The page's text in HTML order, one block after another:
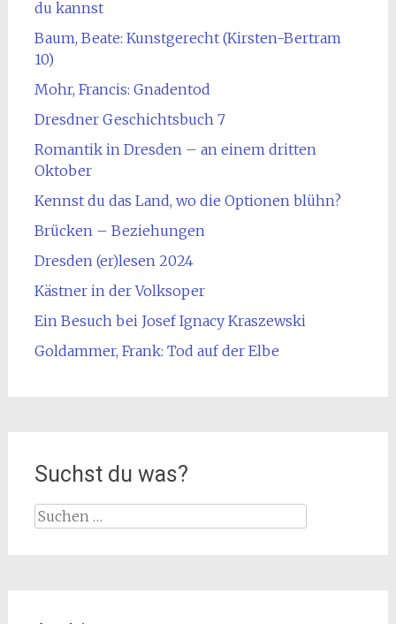
du kannst
Baum, Beate: Kunstgerecht (Kirsten-Bertram
10)
Mohr, Francis: Gnadentod
Dresdner Geschichtsbuch 7
Romantik in Dresden – an einem dritten
Oktober
Kennst du das Land, wo die Optionen blühn?
Brücken – Beziehungen
Dresden (er)lesen 2024
Kästner in der Volksoper
Ein Besuch bei Josef Ignacy Kraszewski
Goldammer, Frank: Tod auf der Elbe
Suchst du was?
Suche